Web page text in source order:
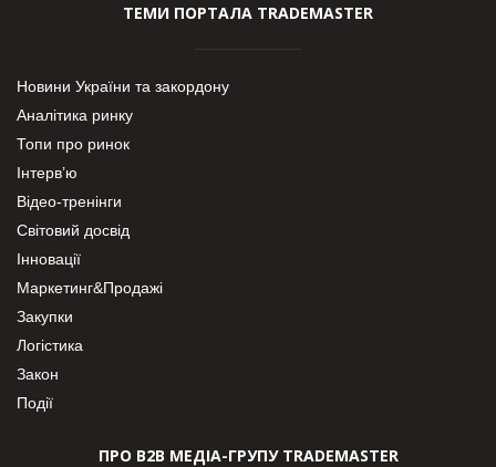
ТЕМИ ПОРТАЛА TRADEMASTER
Новини України та закордону
Аналітика ринку
Топи про ринок
Інтерв’ю
Відео-тренінги
Світовий досвід
Інновації
Маркетинг&Продажі
Закупки
Логістика
Закон
Події
ПРО В2В МЕДІА-ГРУПУ TRADEMASTER